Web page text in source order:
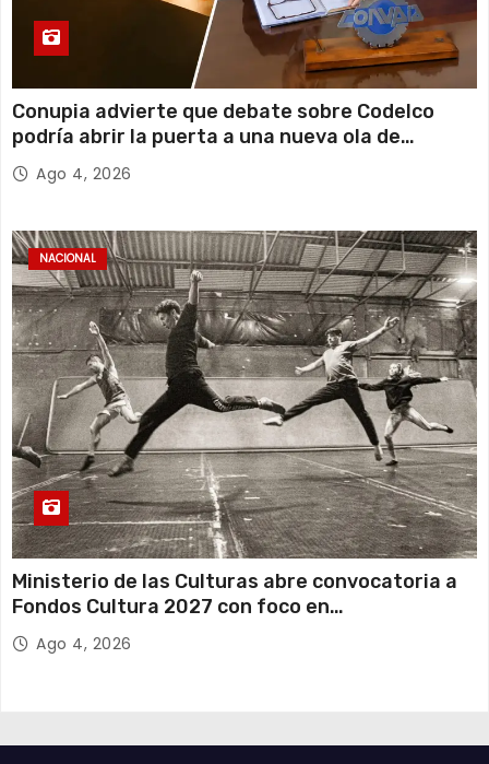
Conupia advierte que debate sobre Codelco
podría abrir la puerta a una nueva ola de
privatizaciones en Chile
Ago 4, 2026
NACIONAL
Ministerio de las Culturas abre convocatoria a
Fondos Cultura 2027 con foco en
transparencia, innovación y acceso ciudadano
Ago 4, 2026